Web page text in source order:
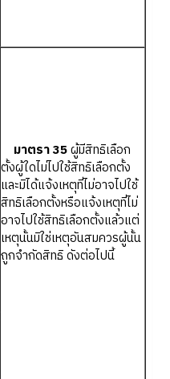
มาตรา 35ผู้มีสิทธิเลือก
ตั้งผู้ใดไม่ไปใช้สิทธิเลือกตั้ง
และมิได้แจ้งเหตุที่ไม่อาจไปใช้
สิทธิเลือกตั้งหรือแจ้งเหตุที่ไม่
อาจไปใช้สิทธิเลือกตั้งแล้วแต่
เหตุนั้นมิใช่เหตุอันสมควรผู้นั้น
ถูกจำกัดสิทธิ ดังต่อไปนี้